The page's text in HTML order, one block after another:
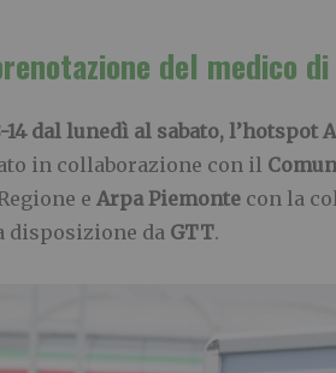
del medico
14 dal lunedì al sabato,
in collaborazione con il
e Arpa Piemonte con la
disposizione da GTT.